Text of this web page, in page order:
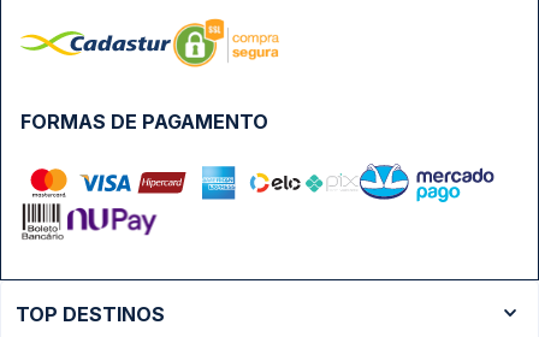
FORMAS DE PAGAMENTO
TOP DESTINOS